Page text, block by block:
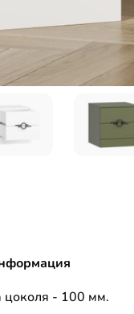
цоколя - 100 мм.